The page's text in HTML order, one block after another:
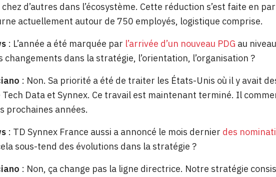
d’autres dans l’écosystème. Cette réduction s’est faite en
actuellement autour de 750 employés, logistique comprise.
: L’année a été marquée par l’arrivée d’un nouveau PDG au
changements dans la stratégie, l’orientation, l’organisation ?
: Non. Sa priorité a été de traiter les États-Unis où il y avait
Data et Synnex. Ce travail est maintenant terminé. Il
prochaines années.
: TD Synnex France aussi a annoncé le mois dernier des
sous-tend des évolutions dans la stratégie ?
: Non, ça change pas la ligne directrice. Notre stratégie